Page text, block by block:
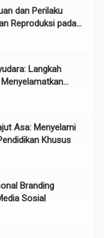
dan Perilaku
Reproduksi pada
Konseling di
Langkah
Asa: Menyelami
Khusus
Branding
Sosial